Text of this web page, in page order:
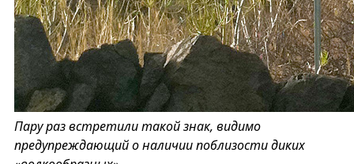
Пару раз встретили такой знак, видимо
предупреждающий о наличии поблизости диких